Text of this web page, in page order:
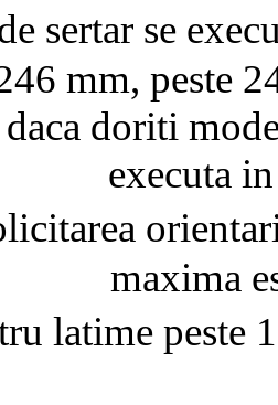
sertar se
mm, peste
doriti
executa
maxima
latime peste